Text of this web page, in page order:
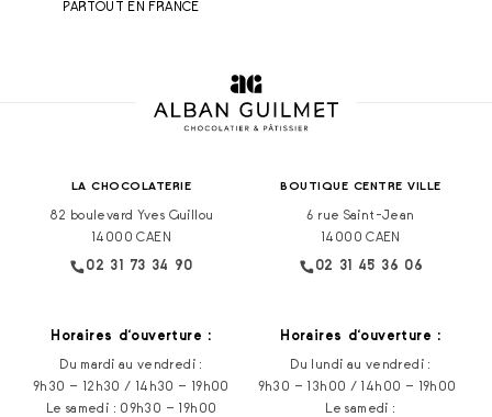
PARTOUT EN FRANCE
LA CHOCOLATERIE
82 boulevard Yves Guillou
14000 CAEN
02 31 73 34 90
Horaires d‘ouverture :
Du mardi au vendredi :
9h30 – 12h30 / 14h30 – 19h00
Le samedi : 09h30 – 19h00
BOUTIQUE CENTRE VILLE
6 rue Saint-Jean
14000 CAEN
02 31 45 36 06
Horaires d‘ouverture :
Du lundi au vendredi :
9h30 – 13h00 / 14h00 – 19h00
Le samedi :